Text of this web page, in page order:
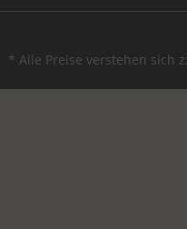
* Alle Preise verstehen sich